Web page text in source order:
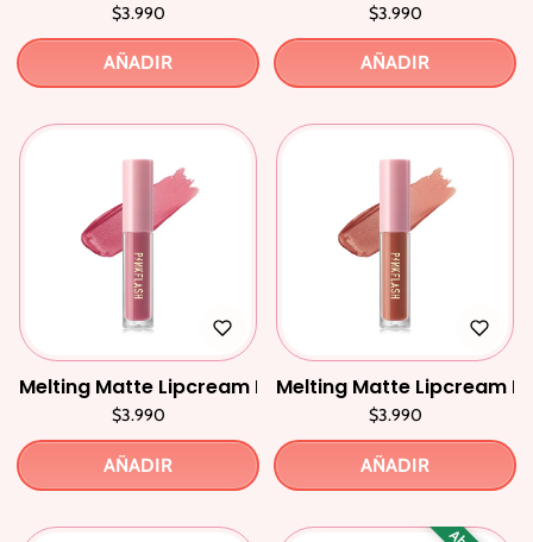
$3.990
AÑADIR
$3.990
AÑADIR
Melting Matte Lipcream P02 Mysterious
$3.990
AÑADIR
Melting Matte Lipcream
$3.990
AÑADIR